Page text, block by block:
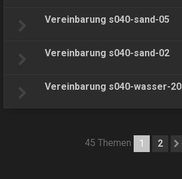
Vereinbarung s040-sand-05
Vereinbarung s040-sand-02
Vereinbarung s040-wasser-20
45 Themen 1 2